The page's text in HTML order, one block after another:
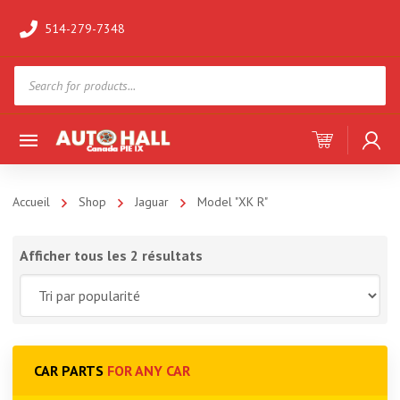
514-279-7348
search
Accueil Shop Jaguar Model "XK R"
Afficher tous les 2 résultats
CAR PARTS FOR ANY CAR